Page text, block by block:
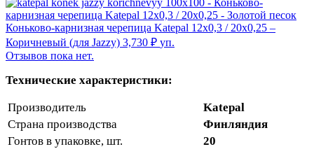
Коньково-карнизная черепица Katepal 12х0,3 / 20х0,25 –
Коричневый (для Jazzy) 3,730 ₽ уп.
Отзывов пока нет.
Технические характеристики:
Производитель
Katepal
Страна производства
Финляндия
Гонтов в упаковке, шт.
20